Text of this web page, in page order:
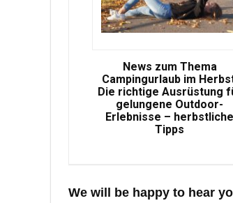
News zum Thema
Campingurlaub im
Die richtige Ausrüstung
gelungene Outdoor-
Erlebnisse – herbstliche
Tipps
We will be happy to hear